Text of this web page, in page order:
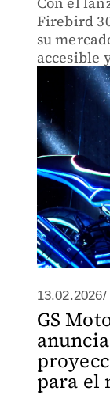
Firebird
su
accesible
13.02.2026/
GS
para el